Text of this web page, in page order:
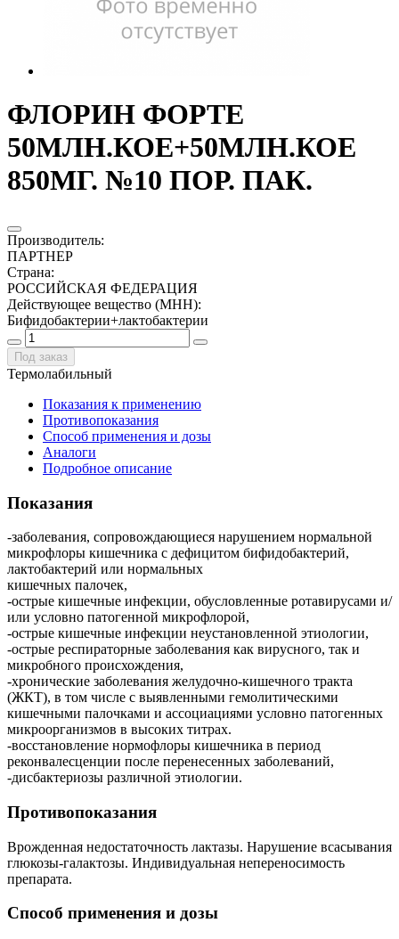
ФЛОРИН ФОРТЕ
50МЛН.КОЕ+50МЛН.КОЕ
850МГ. №10 ПОР. ПАК.
Производитель:
ПАРТНЕР
Страна:
РОССИЙСКАЯ ФЕДЕРАЦИЯ
Действующее вещество (МНН):
Бифидобактерии+лактобактерии
Под заказ
Термолабильный
Показания к применению
Противопоказания
Способ применения и дозы
Аналоги
Подробное описание
Показания
-заболевания, сопровождающиеся нарушением нормальной
микрофлоры кишечника с дефицитом бифидобактерий,
лактобактерий или нормальных
кишечных палочек,
-острые кишечные инфекции, обусловленные ротавирусами и/
или условно патогенной микрофлорой,
-острые кишечные инфекции неустановленной этиологии,
-острые респираторные заболевания как вирусного, так и
микробного происхождения,
-хронические заболевания желудочно-кишечного тракта
(ЖКТ), в том числе с выявленными гемолитическими
кишечными палочками и ассоциациями условно патогенных
микроорганизмов в высоких титрах.
-восстановление нормофлоры кишечника в период
реконвалесценции после перенесенных заболеваний,
-дисбактериозы различной этиологии.
Противопоказания
Врожденная недостаточность лактазы. Нарушение всасывания
глюкозы-галактозы. Индивидуальная непереносимость
препарата.
Способ применения и дозы